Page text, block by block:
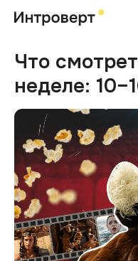
Что
неделе: